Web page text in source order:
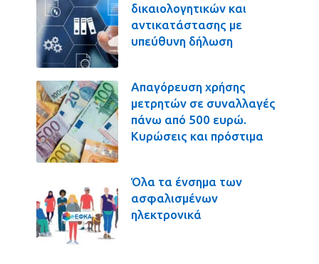
δικαιολογητικών και
αντικατάστασης με
υπεύθυνη δήλωση
Απαγόρευση χρήσης
μετρητών σε συναλλαγές
πάνω από 500 ευρώ.
Κυρώσεις και πρόστιμα
Όλα τα ένσημα των
ασφαλισμένων
ηλεκτρονικά